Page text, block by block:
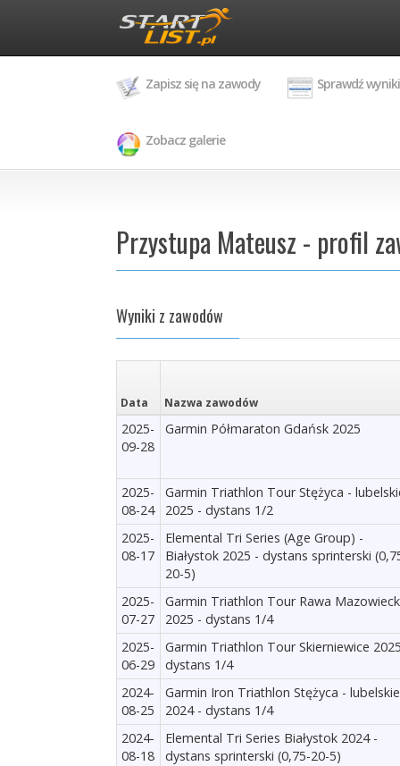
Zapisz się na zawody Sprawdź wyniki
Zobacz galerie
Przystupa Mateusz - profil
Wyniki z zawodów
Data Nazwa zawodów
2025-
09-28
Garmin Półmaraton Gdańsk 2025
2025-
08-24
Garmin Triathlon Tour Stężyca -
2025 - dystans 1/2
2025-
08-17
Elemental Tri Series (Age Group) -
Białystok 2025 - dystans sprinterski
20-5)
2025-
07-27
Garmin Triathlon Tour Rawa
2025 - dystans 1/4
2025-
06-29
Garmin Triathlon Tour Skierniewice
dystans 1/4
2024-
08-25
Garmin Iron Triathlon Stężyca - lubelskie
2024 - dystans 1/4
2024-
08-18
Elemental Tri Series Białystok 2024 -
dystans sprinterski (0,75-20-5)